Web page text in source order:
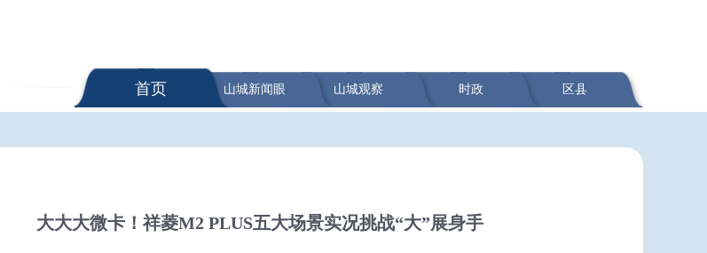
首页 山城新闻眼 山城观察 时政 区县
大大大微卡！祥菱M2 PLUS五大场景实况挑战“大”展身手